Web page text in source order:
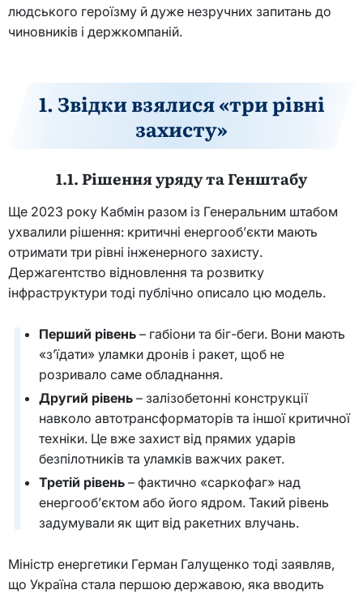
людського героїзму й дуже незручних запитань до
чиновників і держкомпаній.
1. Звідки взялися «три рівні
захисту»
1.1. Рішення уряду та Генштабу
Ще 2023 року Кабмін разом із Генеральним штабом
ухвалили рішення: критичні енергооб’єкти мають
отримати три рівні інженерного захисту.
Держагентство відновлення та розвитку
інфраструктури тоді публічно описало цю модель.
Перший рівень – габіони та біг-беги. Вони мають
«з’їдати» уламки дронів і ракет, щоб не
розривало саме обладнання.
Другий рівень – залізобетонні конструкції
навколо автотрансформаторів та іншої критичної
техніки. Це вже захист від прямих ударів
безпілотників та уламків важчих ракет.
Третій рівень – фактично «саркофаг» над
енергооб’єктом або його ядром. Такий рівень
задумували як щит від ракетних влучань.
Міністр енергетики Герман Галущенко тоді заявляв,
що Україна стала першою державою, яка вводить